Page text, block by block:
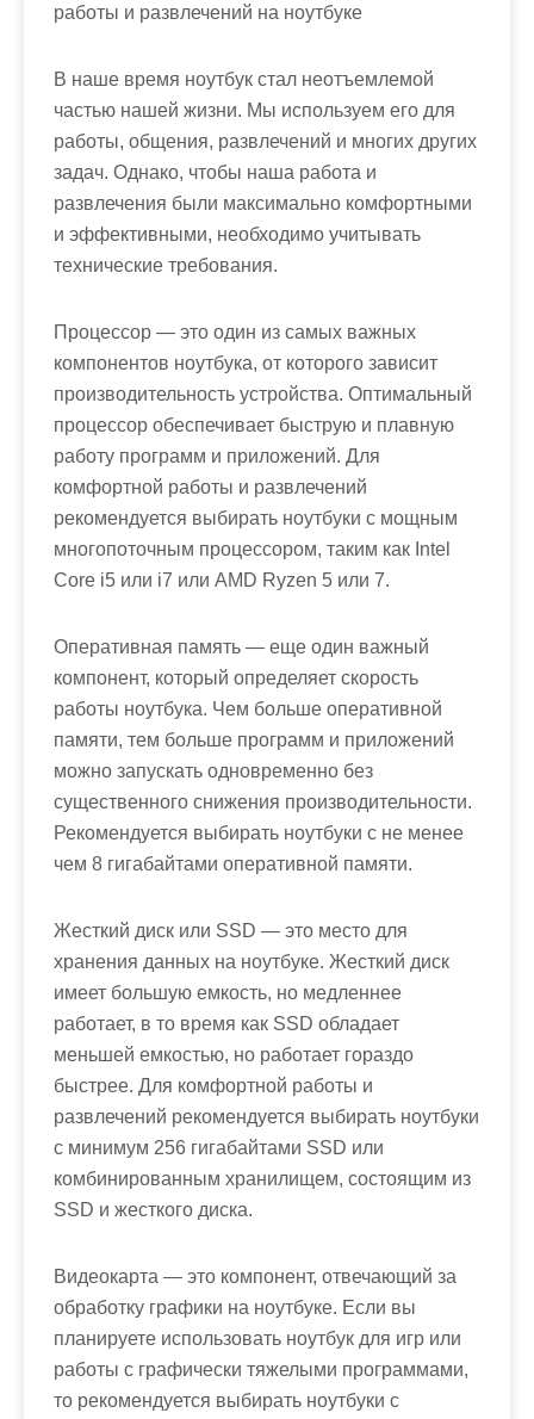
работы и развлечений на ноутбуке
В наше время ноутбук стал неотъемлемой
частью нашей жизни. Мы используем его для
работы, общения, развлечений и многих других
задач. Однако, чтобы наша работа и
развлечения были максимально комфортными
и эффективными, необходимо учитывать
технические требования.
Процессор — это один из самых важных
компонентов ноутбука, от которого зависит
производительность устройства. Оптимальный
процессор обеспечивает быструю и плавную
работу программ и приложений. Для
комфортной работы и развлечений
рекомендуется выбирать ноутбуки с мощным
многопоточным процессором, таким как Intel
Core i5 или i7 или AMD Ryzen 5 или 7.
Оперативная память — еще один важный
компонент, который определяет скорость
работы ноутбука. Чем больше оперативной
памяти, тем больше программ и приложений
можно запускать одновременно без
существенного снижения производительности.
Рекомендуется выбирать ноутбуки с не менее
чем 8 гигабайтами оперативной памяти.
Жесткий диск или SSD — это место для
хранения данных на ноутбуке. Жесткий диск
имеет большую емкость, но медленнее
работает, в то время как SSD обладает
меньшей емкостью, но работает гораздо
быстрее. Для комфортной работы и
развлечений рекомендуется выбирать ноутбуки
с минимум 256 гигабайтами SSD или
комбинированным хранилищем, состоящим из
SSD и жесткого диска.
Видеокарта — это компонент, отвечающий за
обработку графики на ноутбуке. Если вы
планируете использовать ноутбук для игр или
работы с графически тяжелыми программами,
то рекомендуется выбирать ноутбуки с